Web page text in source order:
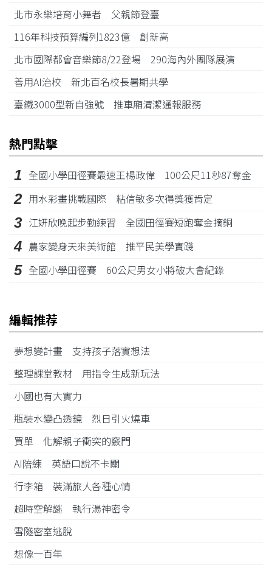
北市永樂培育小舞者 父親節登臺
116年科技預算編列1823億 創新高
北市國際都會音樂節8/22登場 290海內外團隊展演
善用AI治校 新北百名校長暑期共學
臺鐵3000型新自強號 推車廂清潔通報服務
熱門點擊
1 全國小學田徑賽最速王楊政偉 100公尺11秒87奪金
2 用水彩畫挑戰國際 粘信敏多次得獎獲肯定
3 江姸欣晚起步勤練習 全國田徑賽短跑奪金摘銅
4 農家變身天來美術館 推平民美學實踐
5 全國小學田徑賽 60公尺男女小將破大會紀錄
編輯推荐
夢想變計畫 支持孩子落實想法
整理課堂教材 用指令生成新玩法
小國也有大實力
瓶裝水變凸透鏡 烈日引火燒車
買單 化解親子衝突的竅門
AI陪練 英語口說不卡關
行李箱 裝滿旅人各種心情
超時空解謎 執行湯神密令
雪隧密室逃脫
想像一百年